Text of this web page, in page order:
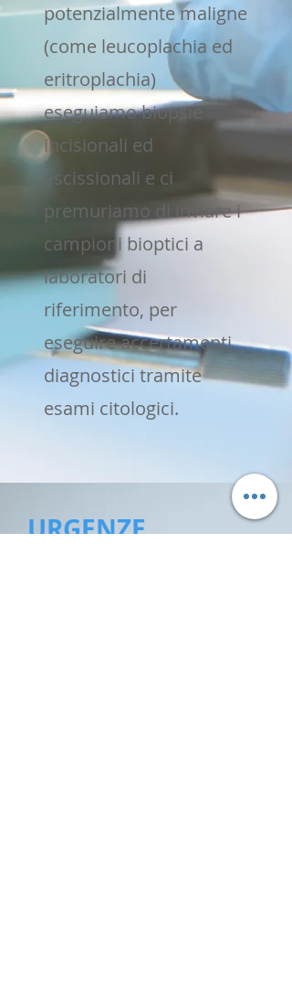
potenzialmente maligne
(come leucoplachia ed
eritroplachia)
eseguiamo biopsie
incisionali ed
escissionali e ci
premuriamo di inviare i
campioni bioptici a
laboratori di
riferimento, per
eseguire accertamenti
diagnostici tramite
esami citologici.
URGENZE